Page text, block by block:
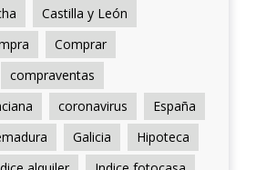
Castilla y León
Comprar
compraventas
coronavirus
España
Galicia
Hipoteca